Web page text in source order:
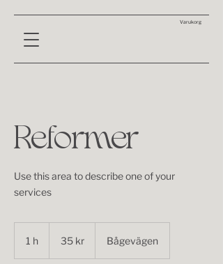
Varukorg
Reformer
Use this area to describe one of your
services
1 h
kronor35 kr Bågevägen